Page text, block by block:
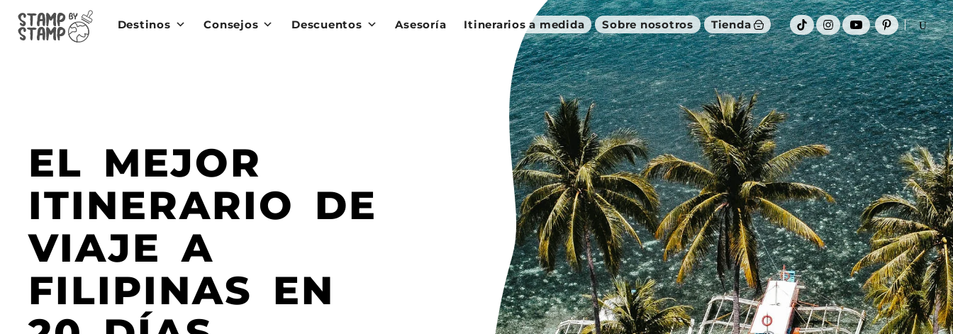
Destinos Consejos Descuentos Asesoría Itinerarios a medida Sobre nosotros Tienda
EL MEJOR
ITINERARIO DE
VIAJE A
FILIPINAS EN